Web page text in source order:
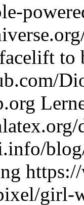
to
girl-